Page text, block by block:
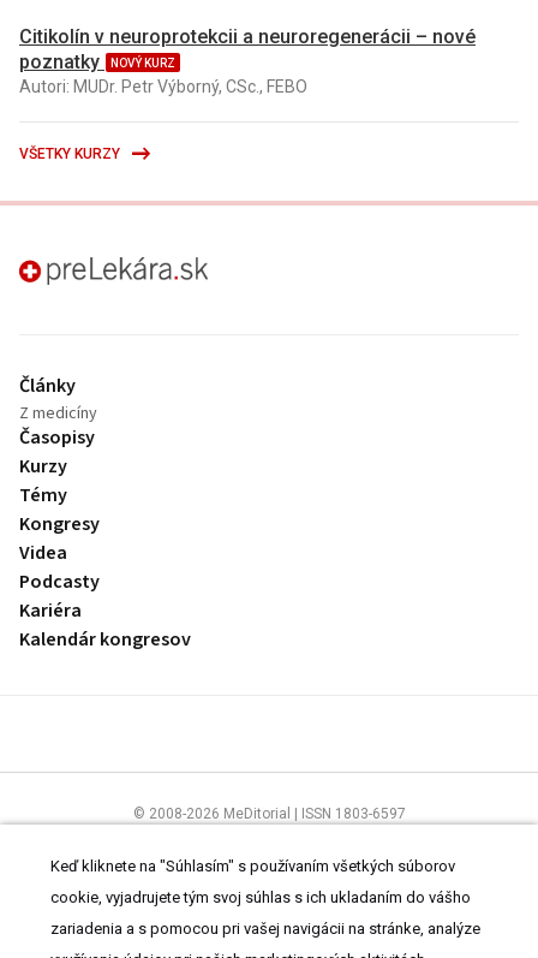
Citikolín v neuroprotekcii a neuroregenerácii – nové
poznatky
NOVÝ KURZ
Autori: MUDr. Petr Výborný, CSc., FEBO
VŠETKY KURZY
preLekára.sk
Články
Z medicíny
Časopisy
Kurzy
Témy
Kongresy
Videa
Podcasty
Kariéra
Kalendár kongresov
© 2008-2026 MeDitorial | ISSN 1803-6597
ČítajteprehlásenieaZásady spracovania osobných údajov
Keď kliknete na "Súhlasím" s používaním všetkých súborov
cookie, vyjadrujete tým svoj súhlas s ich ukladaním do vášho
zariadenia a s pomocou pri vašej navigácii na stránke, analýze